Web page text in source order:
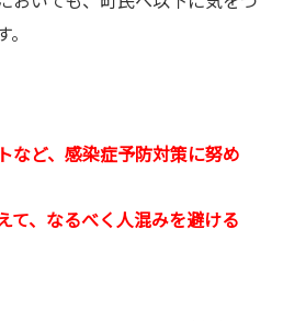
など、感染症予防対策に努め
て、なるべく人混みを避ける